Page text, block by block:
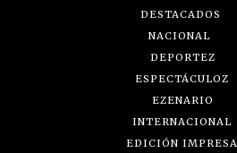
DESTACADOS
NACIONAL
DEPORTEZ
ESPECTÁCULOZ
EZENARIO
INTERNACIONAL
EDICIÓN IMPRESA